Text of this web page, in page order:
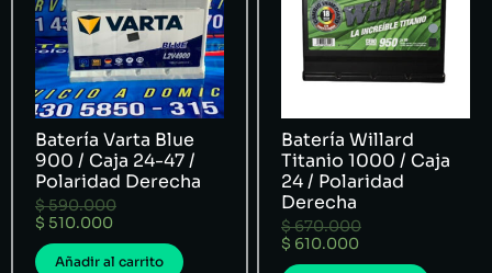
Batería Varta Blue
900 / Caja 24-47 /
Polaridad Derecha
$590.000
$ 510.000
Añadir al carrito
Batería Willard
Titanio 1000 / Caja
24 / Polaridad
Derecha
$670.000
$ 610.000